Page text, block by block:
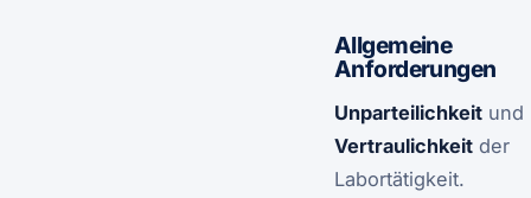
Allgemeine
Anforderungen
Unparteilichkeit und
Vertraulichkeit der
Labortätigkeit.